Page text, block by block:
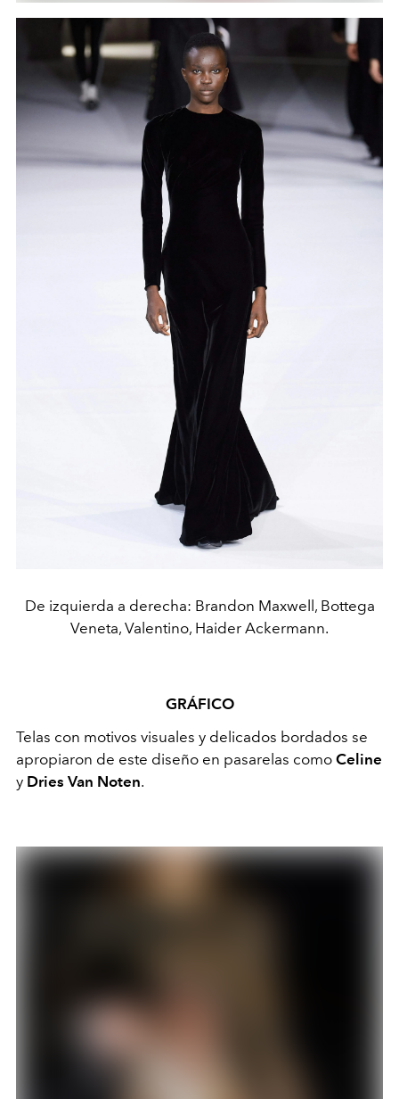
De izquierda a derecha: Brandon Maxwell, Bottega
Veneta, Valentino, Haider Ackermann.
GRÁFICO
Telas con motivos visuales y delicados bordados se
apropiaron de este diseño en pasarelas como Celine
y Dries Van Noten.